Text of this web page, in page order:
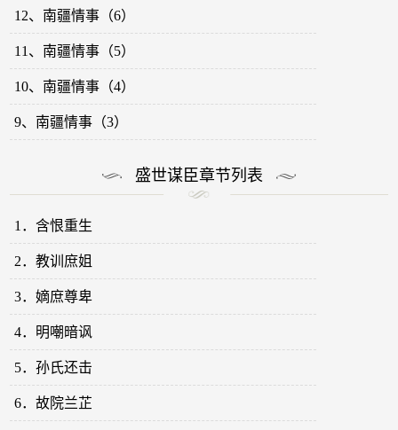
12、南疆情事（6）
11、南疆情事（5）
10、南疆情事（4）
9、南疆情事（3）
盛世谋臣章节列表
1．含恨重生
2．教训庶姐
3．嫡庶尊卑
4．明嘲暗讽
5．孙氏还击
6．故院兰芷